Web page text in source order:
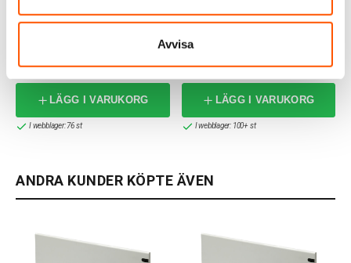
Avvisa
Namron Simplify Smart
Namron
LÄGG I VARUKORG
I webblager: 76 st
Namron ZigBee Dimmer 2
400W
Namron
LÄGG I VARUKORG
I webblager: 100+ st
ANDRA KUNDER KÖPTE ÄVEN